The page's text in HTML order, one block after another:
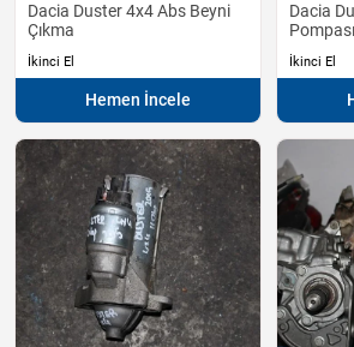
Dacia Duster 4x4 Abs Beyni
Çıkma
İkinci El
Hemen İncele
Dacia
İkinci El